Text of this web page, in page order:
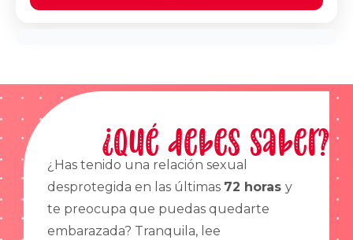
¿Qué debes saber?
¿Has tenido una relación sexual
desprotegida en las últimas 72 horas y
te preocupa que puedas quedarte
embarazada? Tranquila, lee